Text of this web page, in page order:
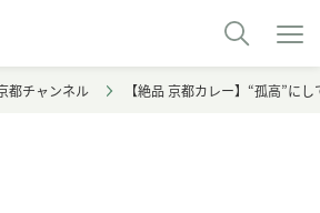
都チャンネル 【絶品 京都カレー】“孤高”に